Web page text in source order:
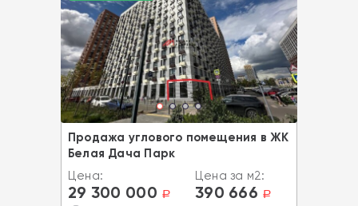
Продажа углового помещения в ЖК
Белая Дача Парк
Цена:
29 300 000 a
Цена за м2:
390 666 a